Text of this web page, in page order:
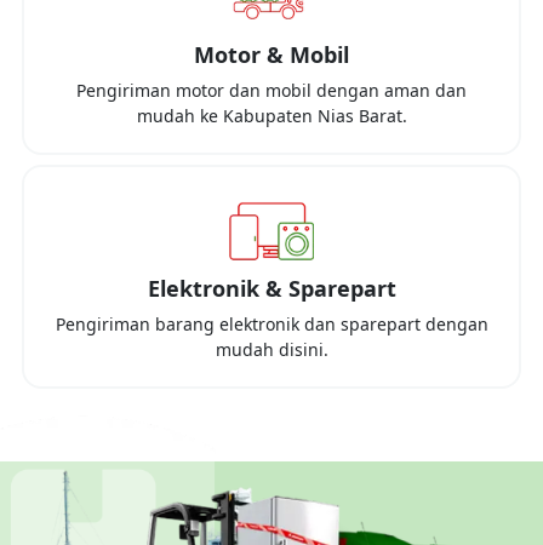
Motor & Mobil
Pengiriman motor dan mobil dengan aman dan
mudah ke Kabupaten Nias Barat.
Elektronik & Sparepart
Pengiriman barang elektronik dan sparepart dengan
mudah disini.